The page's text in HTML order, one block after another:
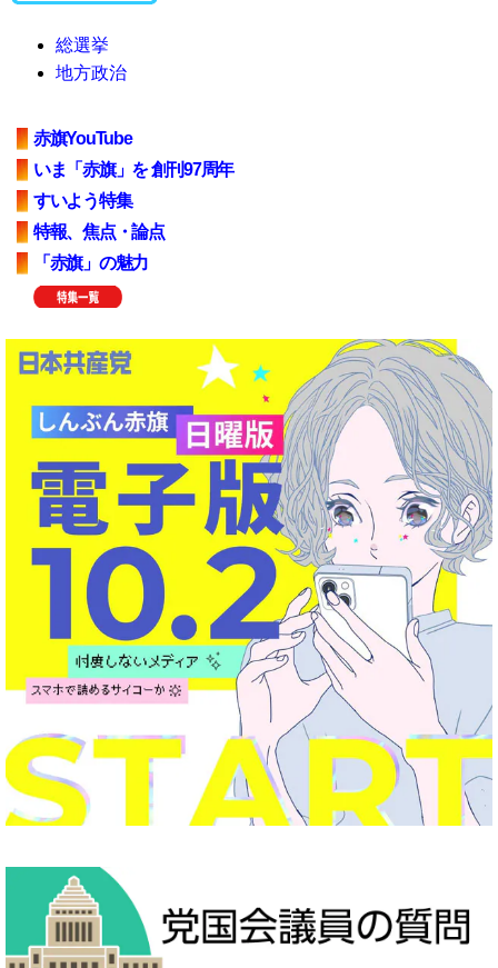
総選挙
地方政治
赤旗YouTube
いま「赤旗」を 創刊97周年
すいよう特集
特報、焦点・論点
「赤旗」の魅力